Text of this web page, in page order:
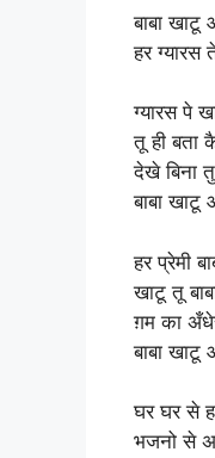
बाबा
हर ग्यारस
ग्यारस पे
तू ही बता
देखे बिना
बाबा
हर प्रेमी
खाटू तू
ग़म का
बाबा
घर घर से
भजनो से